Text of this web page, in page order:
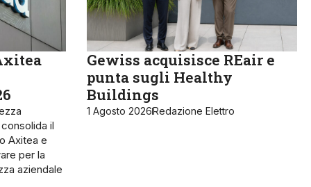
il
Axitea e
per la
aziendale
Gewiss acquisisce REair e
punta sugli Healthy
Buildings
1 Agosto 2026Redazione Elettro